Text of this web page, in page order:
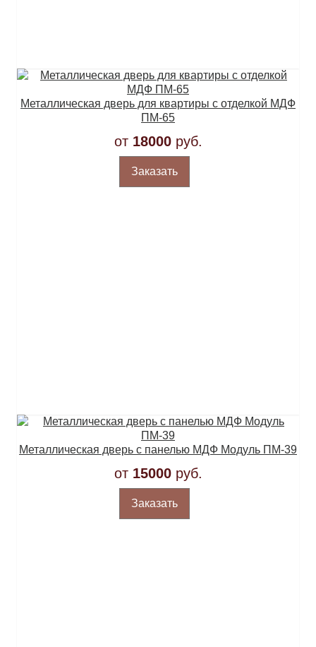
Металлическая дверь для квартиры с отделкой МДФ
ПМ-65
от 18000руб.
Заказать
Металлическая дверь с панелью МДФ Модуль ПМ-39
от 15000руб.
Заказать